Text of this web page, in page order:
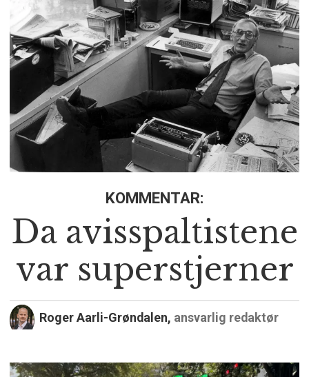
KOMMENTAR:
Da avisspaltistene
var superstjerner
Roger Aarli-Grøndalen, ansvarlig redaktør